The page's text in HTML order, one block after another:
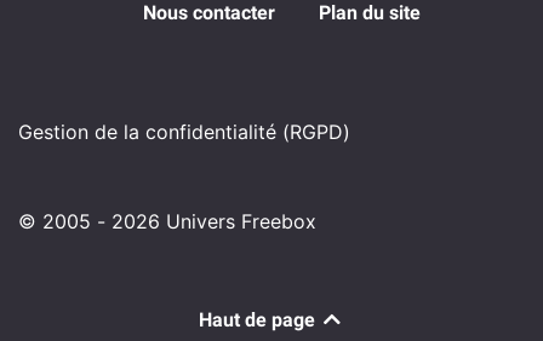
Nous contacter Plan du site
Gestion de la confidentialité (RGPD)
© 2005 - 2026 Univers Freebox
Haut de page